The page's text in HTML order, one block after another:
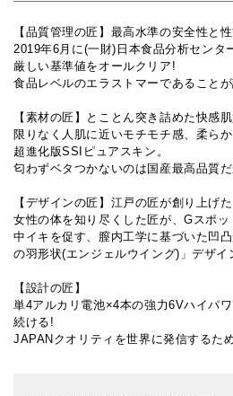
【品質管理の匠】最高水準の安全性と
2019年6月に(一財)日本食品分析センタ
厳しい基準値をオールクリア!
食品レベルのエラストマーであることが
【素材の匠】とことん突き詰めた快感
限りなく人肌に近いモチモチ感、柔ら
超進化版SSIピュアスキン。
匂わずベタつかないのは国産最高品質
【デザインの匠】江戸の匠が創り上げ
女性の体を知り尽くした匠が、Gスポ
中イキを促す、膣内工学に基づいた凹
の羽形状(エンジェルウイング)」デザイ
【設計の匠】
単4アルカリ電池×4本の強力6Vハイパ
続ける!
JAPANクオリティを世界に発信するた